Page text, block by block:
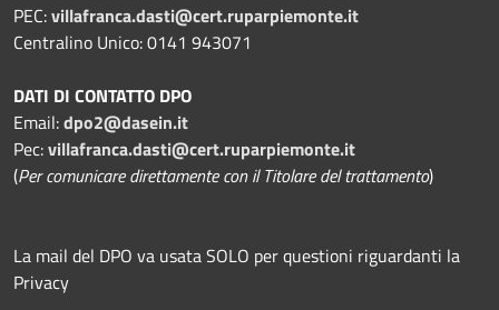
PEC:villafranca.dasti@cert.ruparpiemonte.it
Centralino Unico: 0141 943071
DATI DI CONTATTO DPO
Email:dpo2@dasein.it
Pec:villafranca.dasti@cert.ruparpiemonte.it
(Per comunicare direttamente con il Titolare del trattamento)
La mail del DPO va usata SOLO per questioni riguardanti la
Privacy